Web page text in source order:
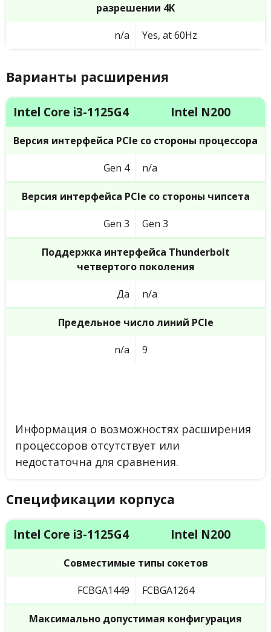
разрешении 4K
n/a Yes, at 60Hz
Варианты расширения
Intel Core i3-1125G4 Intel N200
Версия интерфейса PCIe со стороны процессора
Gen 4 n/a
Версия интерфейса PCIe со стороны чипсета
Gen 3 Gen 3
Поддержка интерфейса Thunderbolt
четвертого поколения
Да n/a
Предельное число линий PCIe
n/a 9
Информация о возможностях расширения
процессоров отсутствует или
недостаточна для сравнения.
Спецификации корпуса
Intel Core i3-1125G4 Intel N200
Совместимые типы сокетов
FCBGA1449 FCBGA1264
Максимально допустимая конфигурация